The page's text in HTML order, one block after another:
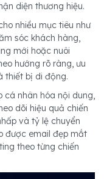
diện thương hiệu.
nhiều mục tiêu như
sóc khách hàng,
mới hoặc nuôi
hướng rõ ràng, ưu
thiết bị di động.
cá nhân hóa nội dung,
dõi hiệu quả chiến
và tỷ lệ chuyển
được email đẹp mắt
theo từng chiến